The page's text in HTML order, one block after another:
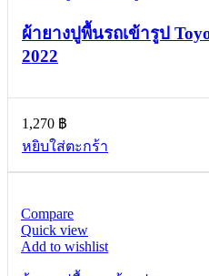
ผ้ายางปูพื้นรถเข้ารูป
2022
1,270 ฿
หยิบใส่ตะกร้า
Compare
Quick view
Add to wishlist